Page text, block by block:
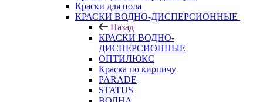
Краски для пола
КРАСКИ ВОДНО-ДИСПЕРСИОННЫЕ
Назад
КРАСКИ ВОДНО-
ДИСПЕРСИОННЫЕ
ОПТИЛЮКС
Краска по кирпичу
PARADE
STATUS